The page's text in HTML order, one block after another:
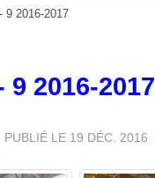
- 9 2016-2017
9 2016-2017
PUBLIÉ LE 19 DÉC. 2016